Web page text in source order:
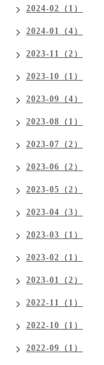
2024-02（1）
2024-01（4）
2023-11（2）
2023-10（1）
2023-09（4）
2023-08（1）
2023-07（2）
2023-06（2）
2023-05（2）
2023-04（3）
2023-03（1）
2023-02（1）
2023-01（2）
2022-11（1）
2022-10（1）
2022-09（1）